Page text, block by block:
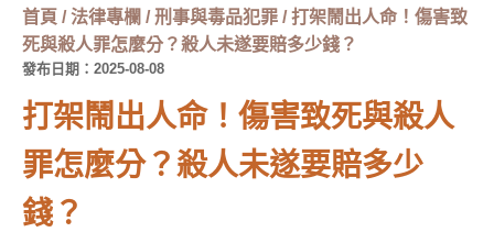
首頁 /法律專欄 /刑事與毒品犯罪 /打架鬧出人命！傷害致
死與殺人罪怎麼分？殺人未遂要賠多少錢？
發布日期：2025-08-08
打架鬧出人命！傷害致死與殺人
罪怎麼分？殺人未遂要賠多少
錢？